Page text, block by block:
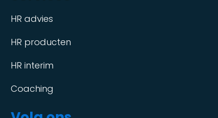
HR advies
HR producten
HR interim
Coaching